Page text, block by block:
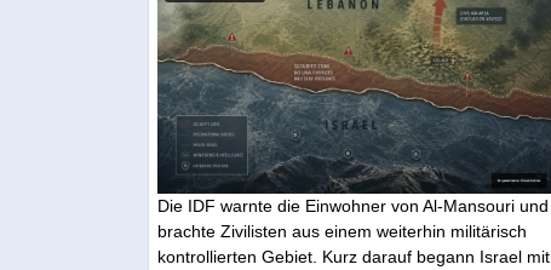
Die IDF warnte die Einwohner von Al-Mansouri und
brachte Zivilisten aus einem weiterhin militärisch
kontrollierten Gebiet. Kurz darauf begann Israel mit